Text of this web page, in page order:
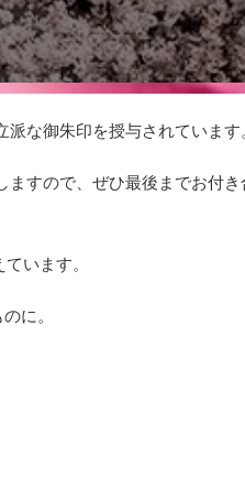
な御朱印を授与されています
ますので、ぜひ最後までお付き
います。
に。